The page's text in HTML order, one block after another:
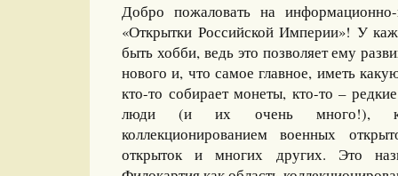
Добро пожаловать на информационно-
«Открытки Российской Империи»! У
быть хобби, ведь это позволяет ему
нового и, что самое главное, иметь
кто-то собирает монеты, кто-то –
люди (и их очень много!),
коллекционированием военных
открыток и многих других. Это